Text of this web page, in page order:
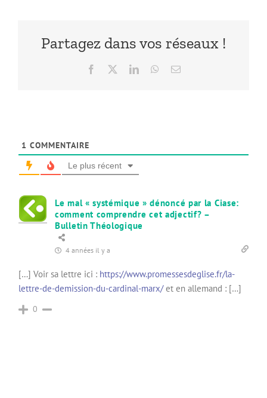
Partagez dans vos réseaux !
Facebook LinkedInWhatsApp
Email
1 COMMENTAIRE
Le plus récent
Le mal « systémique » dénoncé par la Ciase:
comment comprendre cet adjectif? –
Bulletin Théologique
4 années il y a
[…] Voir sa lettre ici : https://www.promessesdeglise.fr/la-
lettre-de-demission-du-cardinal-marx/et en allemand : […]
0